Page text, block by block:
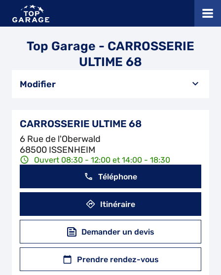
Top Garage - CARROSSERIE
ULTIME 68
Modifier
CARROSSERIE ULTIME 68
6 Rue de l'Oberwald
68500 ISSENHEIM
Ouvert 08:30 - 12:00 et 14:00 - 18:30
Téléphone
Itinéraire
Demander un devis
Prendre rendez-vous